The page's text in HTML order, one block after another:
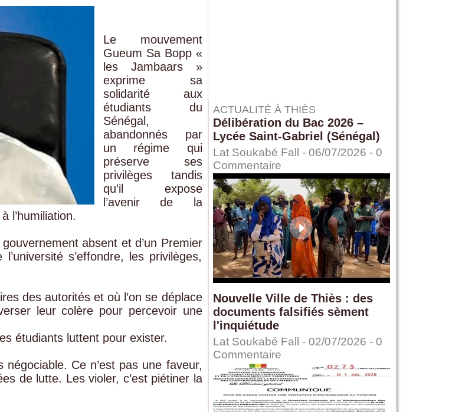
Le mouvement
Gueum Sa Bopp «
les Jambaars »
exprime sa
solidarité aux
étudiants du
Sénégal,
abandonnés par
un régime qui
préserve ses
privilèges tandis
qu’il expose
l’avenir de la
l’humiliation.
absent et d’un Premier
s’effondre, les privilèges,
des autorités et où l’on se déplace
leur colère pour percevoir une
étudiants luttent pour exister.
Ce n’est pas une faveur,
de lutte. Les violer, c’est piétiner la
ACTUALITÉ À THIÈS
Délibération du Bac 2026 –
Lycée Saint-Gabriel (Sénégal)
Lat Soukabé Fall - 06/07/2026 - 0
Commentaire
Nouvelle Ville de Thiès : des
documents falsifiés sèment
l'inquiétude
Lat Soukabé Fall - 02/07/2026 - 0
Commentaire